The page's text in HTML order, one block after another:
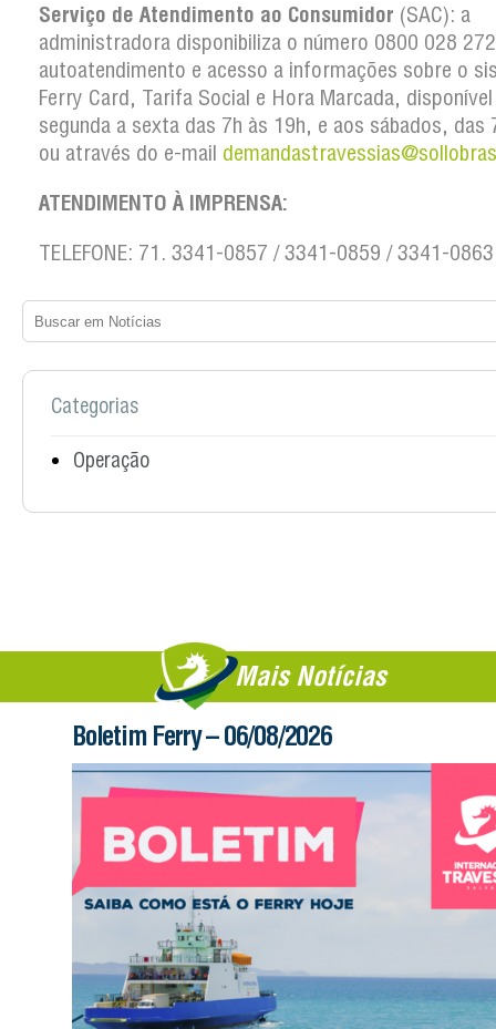
Serviço de Atendimento ao Consumidor (SAC): a
administradora disponibiliza o número 0800 028
autoatendimento e acesso a informações sobre o
Ferry Card, Tarifa Social e Hora Marcada,
segunda a sexta das 7h às 19h, e aos sábados, das
ou através do e-mail
ATENDIMENTO À IMPRENSA:
TELEFONE: 71. 3341-0857 / 3341-0859 / 3341-0863
Categorias
Operação
Mais Notícias
Boletim Ferry – 06/08/2026